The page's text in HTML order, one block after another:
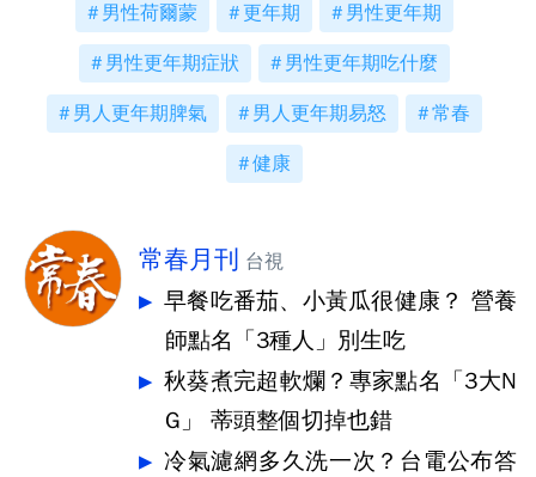
男性荷爾蒙 更年期 男性更年期
男性更年期症狀 男性更年期吃什麼
男人更年期脾氣 男人更年期易怒 常春
健康
常春月刊 台視
早餐吃番茄、小黃瓜很健康？ 營養
師點名「3種人」別生吃
秋葵煮完超軟爛？專家點名「3大N
G」 蒂頭整個切掉也錯
冷氣濾網多久洗一次？台電公布答